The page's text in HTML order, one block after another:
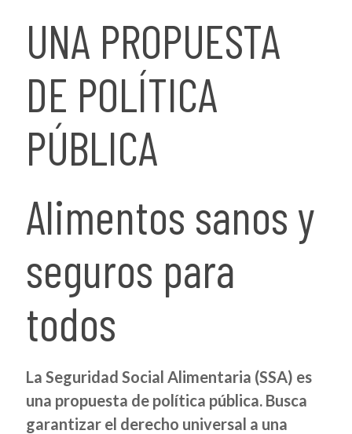
UNA PROPUESTA
DE POLÍTICA
PÚBLICA
Alimentos sanos y
seguros para
todos
La Seguridad Social Alimentaria (SSA) es
una propuesta de política pública. Busca
garantizar el derecho universal a una